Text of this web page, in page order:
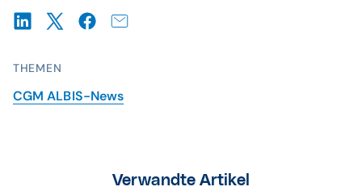
THEMEN
CGM ALBIS-News
Verwandte Artikel